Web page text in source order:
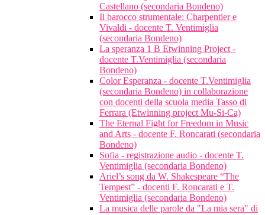
Castellano (secondaria Bondeno)
Il barocco strumentale: Charpentier e
Vivaldi - docente T. Ventimiglia
(secondaria Bondeno)
La speranza 1 B Etwinning Project -
docente T.Ventimiglia (secondaria
Bondeno)
Color Esperanza - docente T.Ventimiglia
(secondaria Bondeno) in collaborazione
con docenti della scuola media Tasso di
Ferrara (Etwinning project Mu-Si-Ca)
The Eternal Fight for Freedom in Music
and Arts - docente F. Roncarati (secondaria
Bondeno)
Sofia - registrazione audio - docente T.
Ventimiglia (secondaria Bondeno)
Ariel’s song da W. Shakespeare “The
Tempest” - docenti F. Roncarati e T.
Ventimiglia (secondaria Bondeno)
La musica delle parole da "La mia sera" di